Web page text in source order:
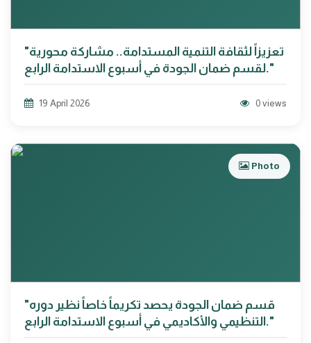
"تعزيزاً لثقافة التنمية المستدامة.. مشاركة محورية
لقسم ضمان الجودة في أسبوع الاستدامة الرابع."
19 April 2026 0 views
Photo
"قسم ضمان الجودة يحصد تكريماً خاصاً نظير دوره
التنظيمي والأكاديمي في أسبوع الاستدامة الرابع."